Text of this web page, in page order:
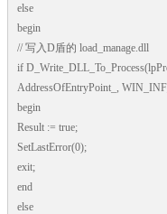
else
begin
// 写入D盾的 load_manage.dll
if
AddressOfEntryPoint_,
begin
Result := true;
SetLastError(0);
exit;
end
else